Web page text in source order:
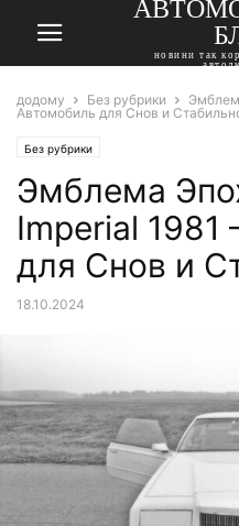
новини так
додому Без рубрики
Автомобиль для Снов и
Без рубрики
Эмблема
Imperial 1981
для Снов и
18.10.2024